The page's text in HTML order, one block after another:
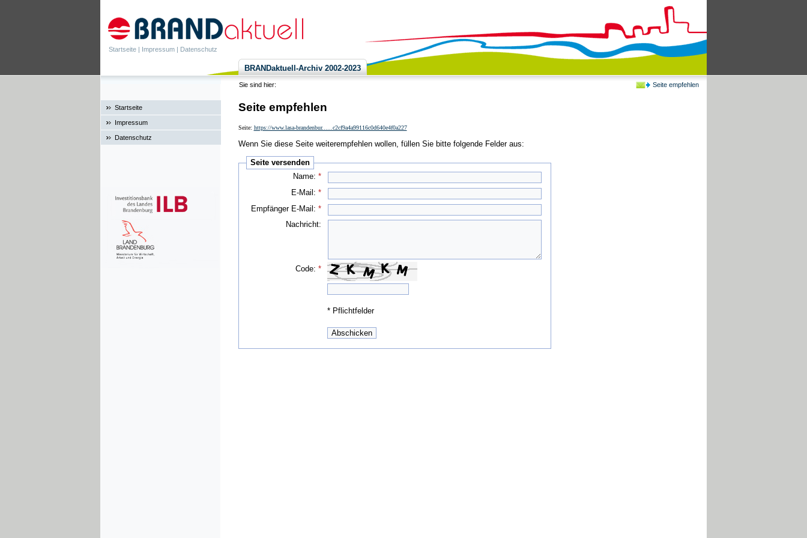
Startseite | Impressum | Datenschutz
Seite empfehlen
BRANDaktuell-Archiv 2002-2023
Sie sind hier:
Startseite
Impressum
Datenschutz
Seite empfehlen
Seite: https://www.lasa-brandenbur......c2cf9a4a99116c0d640e4f0a227
Wenn Sie diese Seite weiterempfehlen wollen, füllen Sie bitte folgende Felder aus:
Seite versenden
Name:*
E-Mail:*
Empfänger E-Mail:*
Nachricht:
Code:*
* Pflichtfelder